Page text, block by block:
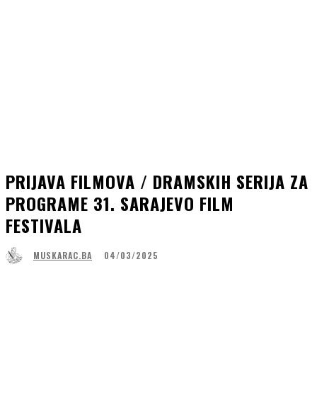
PRIJAVA FILMOVA / DRAMSKIH SERIJA ZA
PROGRAME 31. SARAJEVO FILM
FESTIVALA
MUSKARAC.BA 04/03/2025